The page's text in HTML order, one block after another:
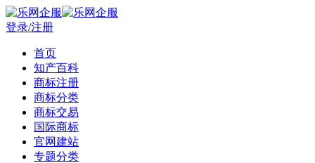
登录/注册
首页
知产百科
商标注册
商标分类
商标交易
国际商标
官网建站
专题分类